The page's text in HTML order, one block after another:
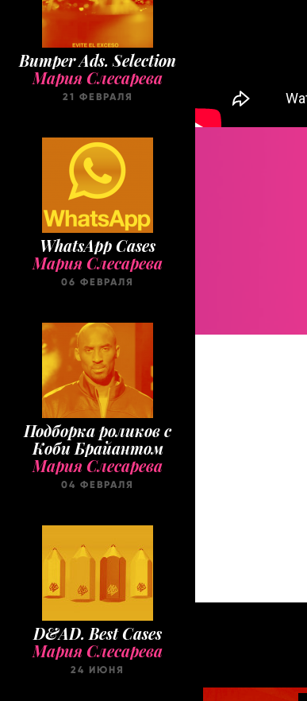
Bumper Ads. Selection
Мария Слесарева
21 ФЕВРАЛЯ
WhatsApp Cases
Мария Слесарева
06 ФЕВРАЛЯ
Подборка роликов с
Коби Брайантом
Мария Слесарева
04 ФЕВРАЛЯ
D&AD. Best Cases
Мария Слесарева
24 ИЮНЯ